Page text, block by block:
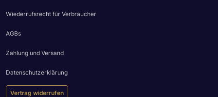
Wiederrufsrecht für Verbraucher
AGBs
Zahlung und Versand
Datenschutzerklärung
Vertrag widerrufen